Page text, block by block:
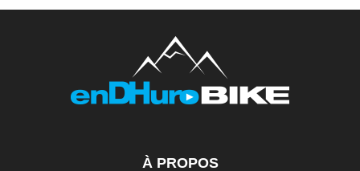
À PROPOS